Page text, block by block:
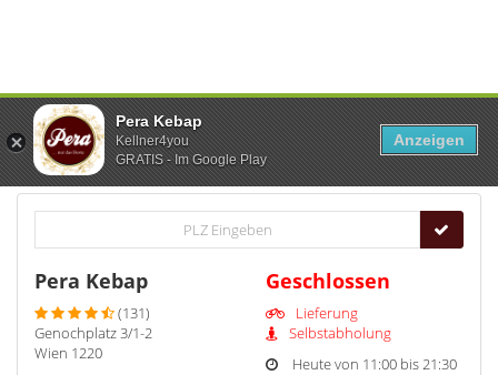
Pera Kebap
(131)
Genochplatz 3/1-2
Wien 1220
Geschlossen
Lieferung
Selbstabholung
Heute von 11:00 bis 21:30
Pera Kebap
Kellner4you
GRATIS - Im Google Play
Anzeigen